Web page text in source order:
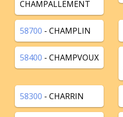
CHAMPALLEMENT
58700 - CHAMPLIN
58400 - CHAMPVOUX
58300 - CHARRIN